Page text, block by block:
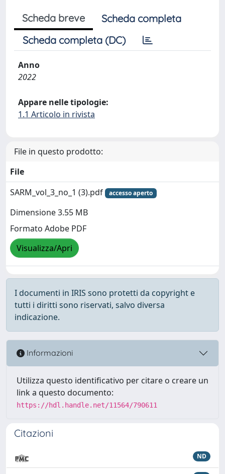
Scheda breve
Scheda completa
Scheda completa (DC)
Anno
2022
Appare nelle tipologie:
1.1 Articolo in rivista
File in questo prodotto:
File
SARM_vol_3_no_1 (3).pdf
accesso aperto
Dimensione 3.55 MB
Formato Adobe PDF
Visualizza/Apri
I documenti in IRIS sono protetti da copyright e
tutti i diritti sono riservati, salvo diversa
indicazione.
Informazioni
Utilizza questo identificativo per citare o creare un
link a questo documento:
https://hdl.handle.net/11564/790611
Citazioni
ND